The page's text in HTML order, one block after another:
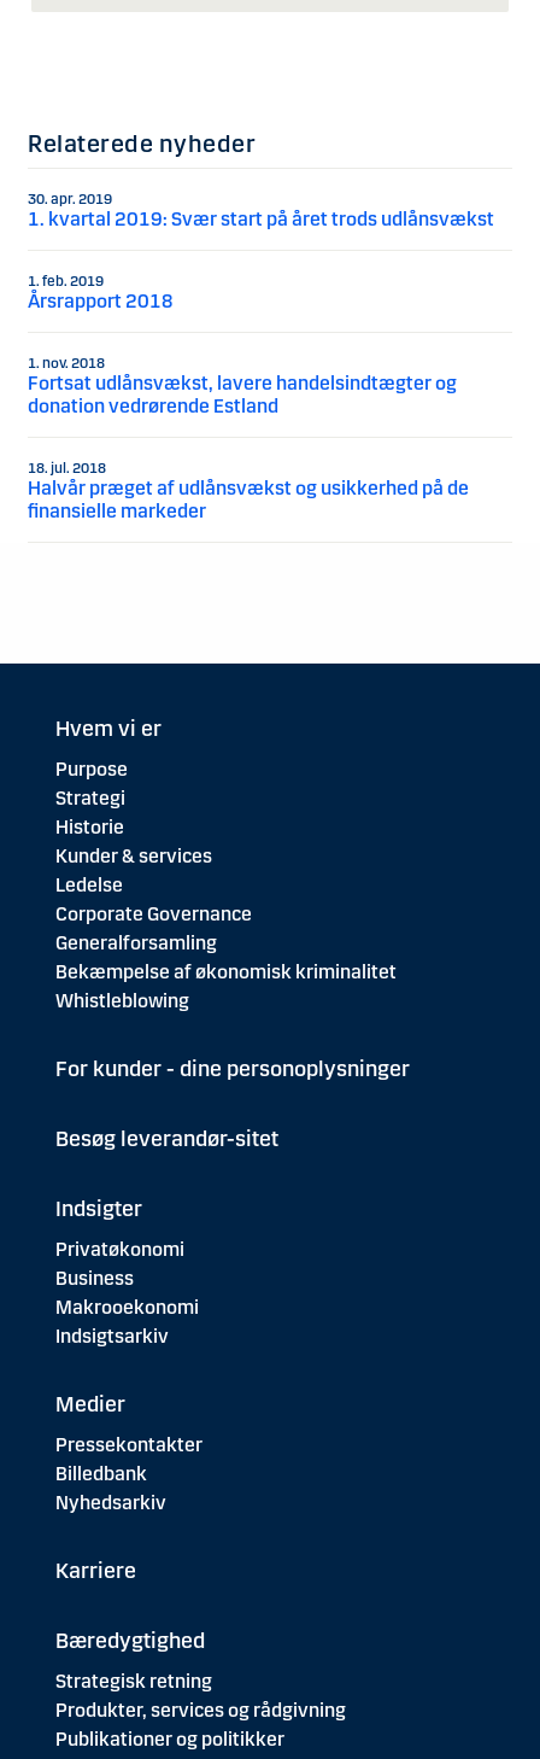
Relaterede nyheder
30. apr. 2019
1. kvartal 2019: Svær start på året trods udlånsvækst
1. feb. 2019
Årsrapport 2018
1. nov. 2018
Fortsat udlånsvækst, lavere handelsindtægter og
donation vedrørende Estland
18. jul. 2018
Halvår præget af udlånsvækst og usikkerhed på de
finansielle markeder
Hvem vi er
Purpose
Strategi
Historie
Kunder & services
Ledelse
Corporate Governance
Generalforsamling
Bekæmpelse af økonomisk kriminalitet
Whistleblowing
For kunder - dine personoplysninger
Besøg leverandør-sitet
Indsigter
Privatøkonomi
Business
Makrooekonomi
Indsigtsarkiv
Medier
Pressekontakter
Billedbank
Nyhedsarkiv
Karriere
Bæredygtighed
Strategisk retning
Produkter, services og rådgivning
Publikationer og politikker